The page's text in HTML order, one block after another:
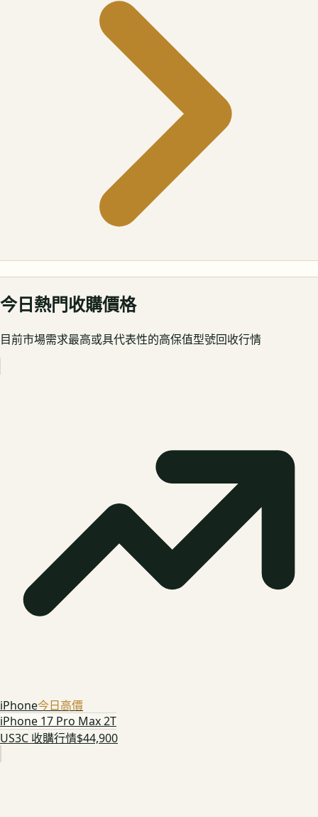
今日熱門收購價格
目前市場需求最高或具代表性的高保值型號回收行情
iPhone今日高價
iPhone 17 Pro Max 2T
US3C 收購行情$44,900